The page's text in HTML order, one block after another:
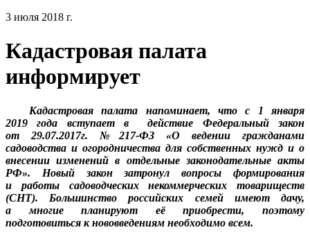
3 июля 2018 г.
Кадастровая палата
информирует
Кадастровая палата напоминает, что с 1 января
2019 года вступает в действие Федеральный закон
от 29.07.2017г. №217-ФЗ «О ведении гражданами
садоводства и огородничества для собственных нужд и о
внесении изменений в отдельные законодательные акты
РФ». Новый закон затронул вопросы формирования
и работы садоводческих некоммерческих товариществ
(СНТ). Большинство российских семей имеют дачу,
а многие планируют её приобрести, поэтому
подготовиться к нововведениям необходимо всем.